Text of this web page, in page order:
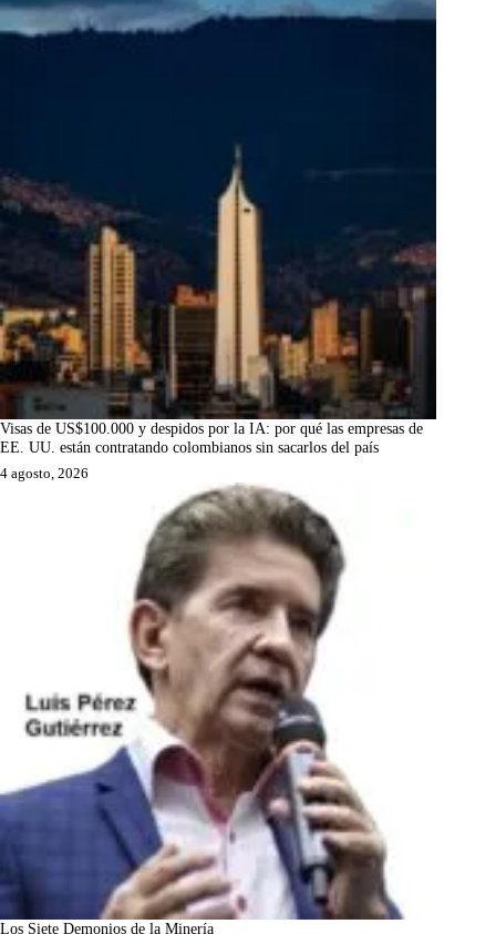
Visas de US$100.000 y despidos por la IA: por qué las empresas de
EE. UU. están contratando colombianos sin sacarlos del país
4 agosto, 2026
Los Siete Demonios de la Minería